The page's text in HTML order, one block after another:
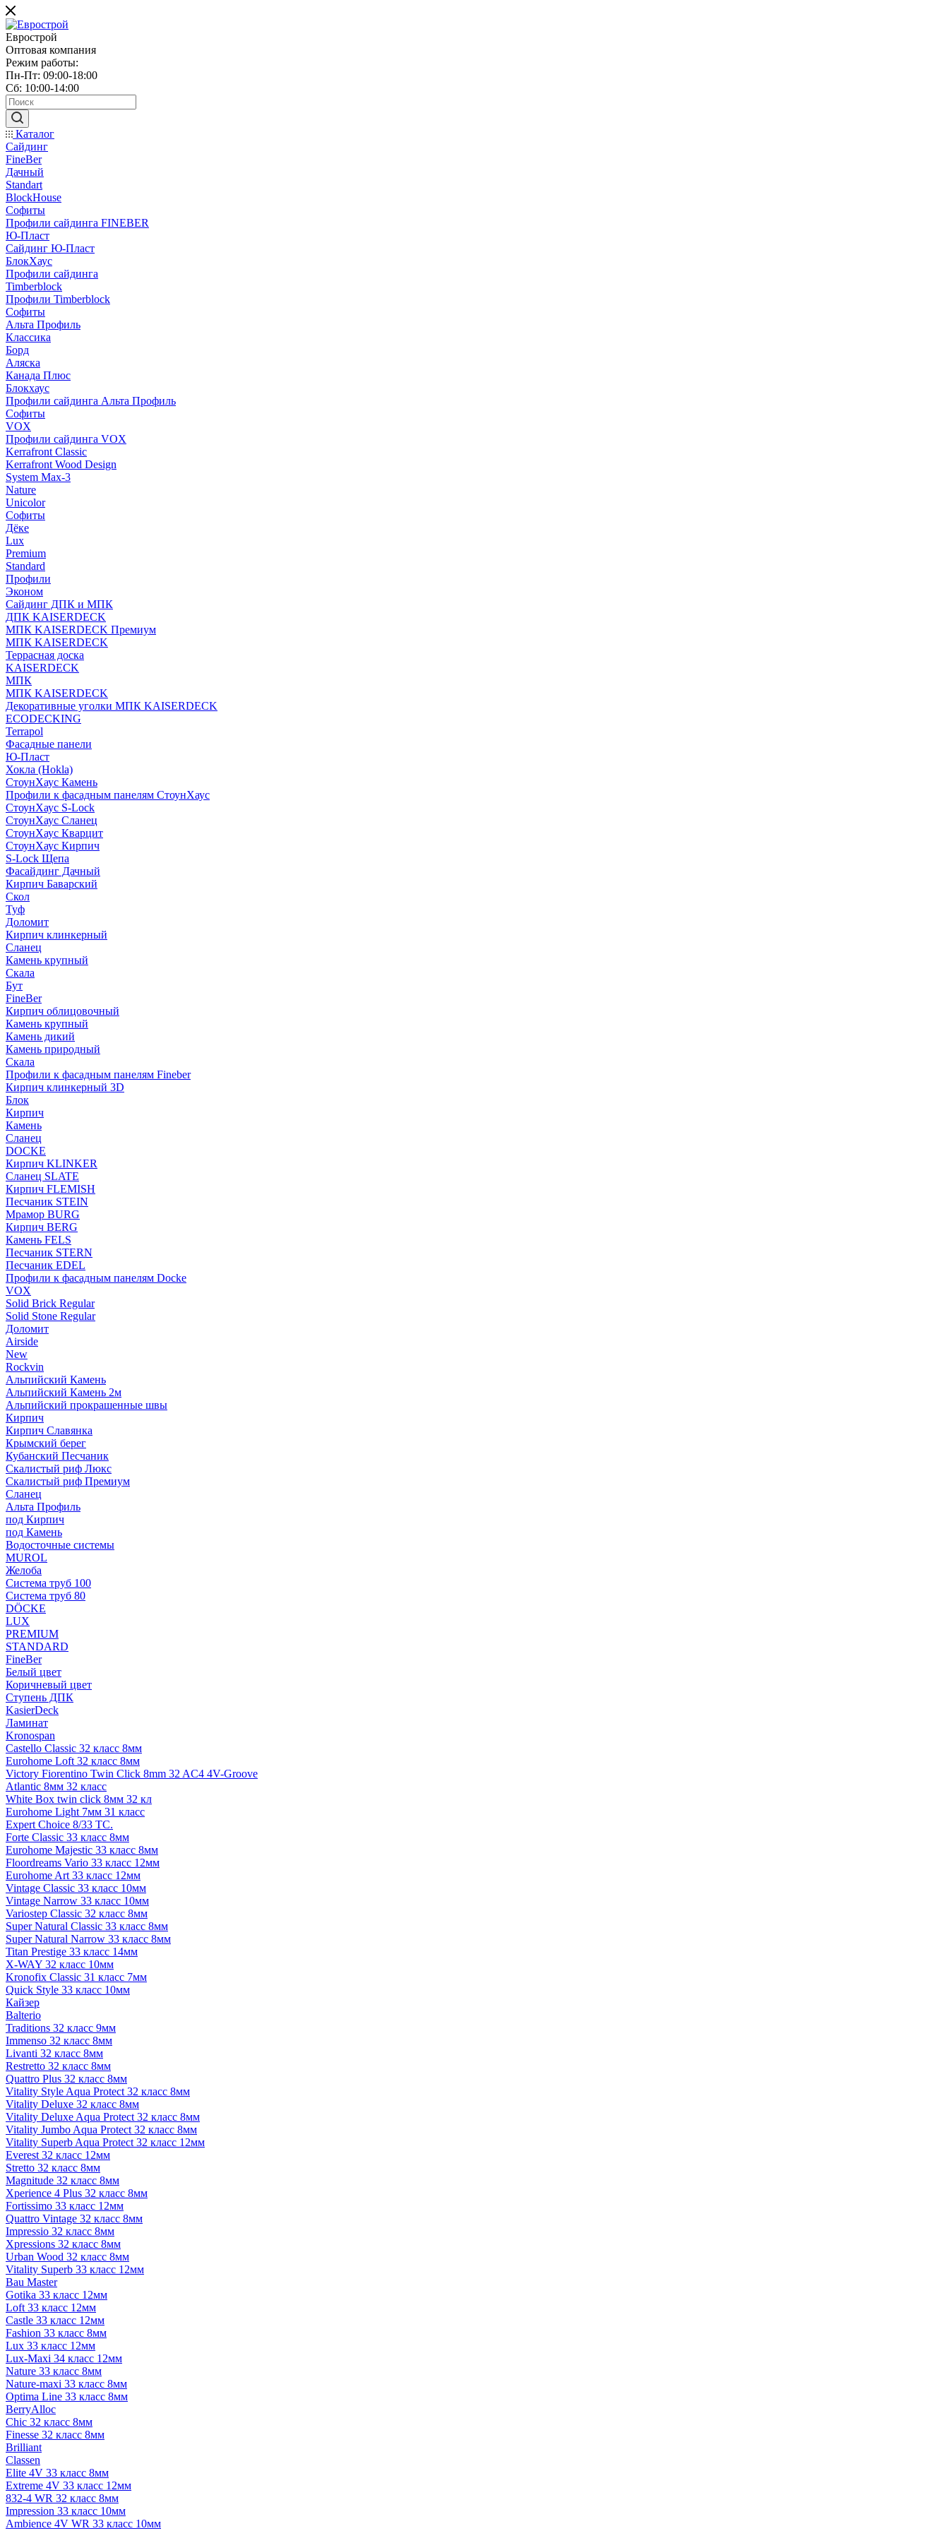
Еврострой
Оптовая компания
Режим работы:
Пн-Пт: 09:00-18:00
Сб: 10:00-14:00
Каталог
Сайдинг
FineBer
Дачный
Standart
BlockHouse
Софиты
Профили сайдинга FINEBER
Ю-Пласт
Сайдинг Ю-Пласт
БлокХаус
Профили сайдинга
Timberblock
Профили Timberblock
Софиты
Альта Профиль
Классика
Борд
Аляска
Канада Плюс
Блокхаус
Профили сайдинга Альта Профиль
Софиты
VOX
Профили сайдинга VOX
Kerrafront Classic
Kerrafront Wood Design
System Max-3
Nature
Unicolor
Софиты
Дёке
Lux
Premium
Standard
Профили
Эконом
Сайдинг ДПК и МПК
ДПК KAISERDECK
МПК KAISERDECK Премиум
МПК KAISERDECK
Террасная доска
KAISERDECK
МПК
МПК KAISERDECK
Декоративные уголки МПК KAISERDECK
ECODECKING
Terrapol
Фасадные панели
Ю-Пласт
Хокла (Hokla)
СтоунХаус Камень
Профили к фасадным панелям СтоунХаус
СтоунХаус S-Lock
СтоунХаус Сланец
СтоунХаус Кварцит
СтоунХаус Кирпич
S-Lock Щепа
Фасайдинг Дачный
Кирпич Баварский
Скол
Туф
Доломит
Кирпич клинкерный
Сланец
Камень крупный
Скала
Бут
FineBer
Кирпич облицовочный
Камень крупный
Камень дикий
Камень природный
Скала
Профили к фасадным панелям Fineber
Кирпич клинкерный 3D
Блок
Кирпич
Камень
Сланец
DOCKE
Кирпич KLINKER
Сланец SLATE
Кирпич FLEMISH
Пес­ча­ник STEIN
Мрамор BURG
Кирпич BERG
Камень FELS
Пес­ча­ник STERN
Пес­ча­ник EDEL
Профили к фасадным панелям Docke
VOX
Solid Brick Regular
Solid Stone Regular
Доломит
Airside
New
Rockvin
Альпийский Камень
Альпийский Камень 2м
Альпийский прокрашенные швы
Кирпич
Кирпич Славянка
Крымский берег
Кубанский Песчаник
Скалистый риф Люкс
Скалистый риф Премиум
Сланец
Альта Профиль
под Кирпич
под Камень
Водосточные системы
MUROL
Желоба
Система труб 100
Система труб 80
DÖCKE
LUX
PREMIUM
STANDARD
FineBer
Белый цвет
Коричневый цвет
Ступень ДПК
KasierDeck
Ламинат
Kronospan
Castello Classic 32 класс 8мм
Eurohome Loft 32 класс 8мм
Victory Fiorentino Twin Click 8mm 32 AC4 4V-Groove
Atlantic 8мм 32 класс
White Box twin click 8мм 32 кл
Eurohome Light 7мм 31 класс
Expert Choice 8/33 TC.
Forte Classic 33 класс 8мм
Eurohome Majestic 33 класс 8мм
Floordreams Vario 33 класс 12мм
Eurohome Art 33 класс 12мм
Vintage Classic 33 класс 10мм
Vintage Narrow 33 класс 10мм
Variostep Classic 32 класс 8мм
Super Natural Classic 33 класс 8мм
Super Natural Narrow 33 класс 8мм
Titan Prestige 33 класс 14мм
X-WAY 32 класс 10мм
Kronofix Classic 31 класс 7мм
Quick Style 33 класс 10мм
Кайзер
Balterio
Traditions 32 класс 9мм
Immenso 32 класс 8мм
Livanti 32 класс 8мм
Restretto 32 класс 8мм
Quattro Plus 32 класс 8мм
Vitality Style Aqua Protect 32 класс 8мм
Vitality Deluxe 32 класс 8мм
Vitality Deluxe Aqua Protect 32 класс 8мм
Vitality Jumbo Aqua Protect 32 класс 8мм
Vitality Superb Aqua Protect 32 класс 12мм
Everest 32 класс 12мм
Stretto 32 класс 8мм
Magnitude 32 класс 8мм
Xperience 4 Plus 32 класс 8мм
Fortissimo 33 класс 12мм
Quattro Vintage 32 класс 8мм
Impressio 32 класс 8мм
Xpressions 32 класс 8мм
Urban Wood 32 класс 8мм
Vitality Superb 33 класс 12мм
Bau Master
Gotika 33 класс 12мм
Loft 33 класс 12мм
Castle 33 класс 12мм
Fashion 33 класс 8мм
Lux 33 класс 12мм
Lux-Maxi 34 класс 12мм
Nature 33 класс 8мм
Nature-maxi 33 класс 8мм
Optima Line 33 класс 8мм
BerryAlloc
Chic 32 класс 8мм
Finesse 32 класс 8мм
Brilliant
Classen
Elite 4V 33 класс 8мм
Extreme 4V 33 класс 12мм
832-4 WR 32 класс 8мм
Impression 33 класс 10мм
Ambience 4V WR 33 класс 10мм